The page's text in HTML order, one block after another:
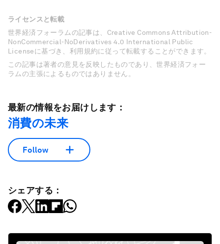
ライセンスと転載
世界経済フォーラムの記事は、Creative Commons Attribution-
NonCommercial-NoDerivatives 4.0 International Public
Licenseに基づき、利用規約に従って転載することができます。
この記事は著者の意見を反映したものであり、世界経済フォー
ラムの主張によるものではありません。
最新の情報をお届けします：
消費の未来
Follow
シェアする：